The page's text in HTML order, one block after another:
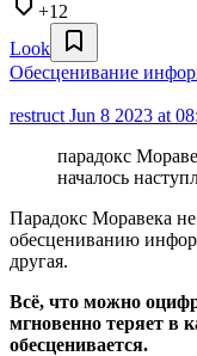
+12
Look
Обесценивание
restruct Jun 8 2023 at
парадокс
началось
Парадокс Моравека
обесцениванию
другая.
Всё, что можно
мгновенно теряет в
обесценивается.